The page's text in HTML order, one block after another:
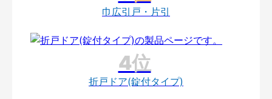
巾広引戸・片引
折戸ドア(錠付タイプ)